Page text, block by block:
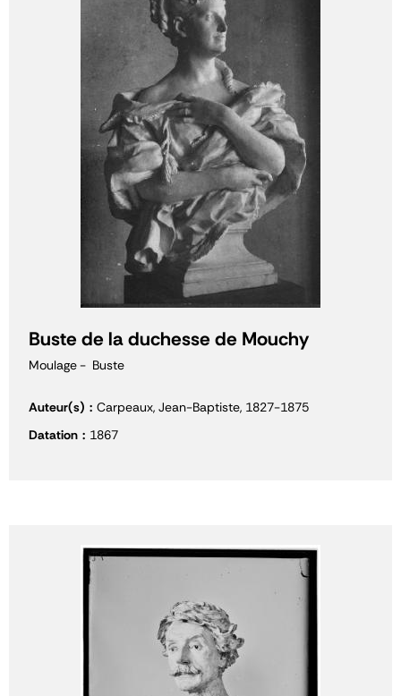
Buste de la duchesse de Mouchy
Moulage Buste
Auteur(s)
Carpeaux, Jean-Baptiste, 1827-1875
Datation
1867